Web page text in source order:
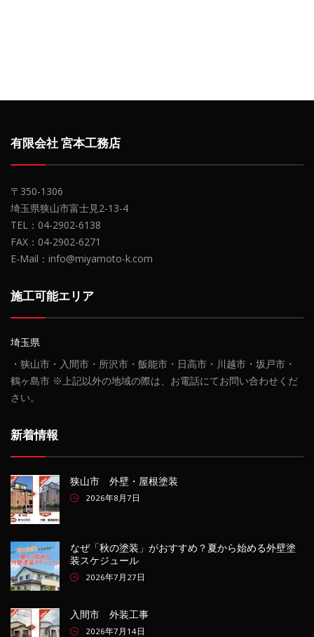
有限会社 宮本工務店
〒350-1306
埼玉県狭山市富士見2-13-4
TEL：04-2902-6138
FAX：04-2902-6271
E-Mail：info@miyamoto-k.com
施工可能エリア
埼玉県
・狭山市・入間市・所沢市・飯能市・日高市・川越市・坂戸市・
鶴ヶ島市 ※上記以外の地域の際は、お電話にてお問い合わせくだ
さい。
新着情報
狭山市 外壁・屋根塗装
2026年8月7日
なぜ「秋の塗装」がおすすめ？夏から始める外壁塗
装スケジュール
2026年7月27日
入間市 外装工事
2026年7月14日